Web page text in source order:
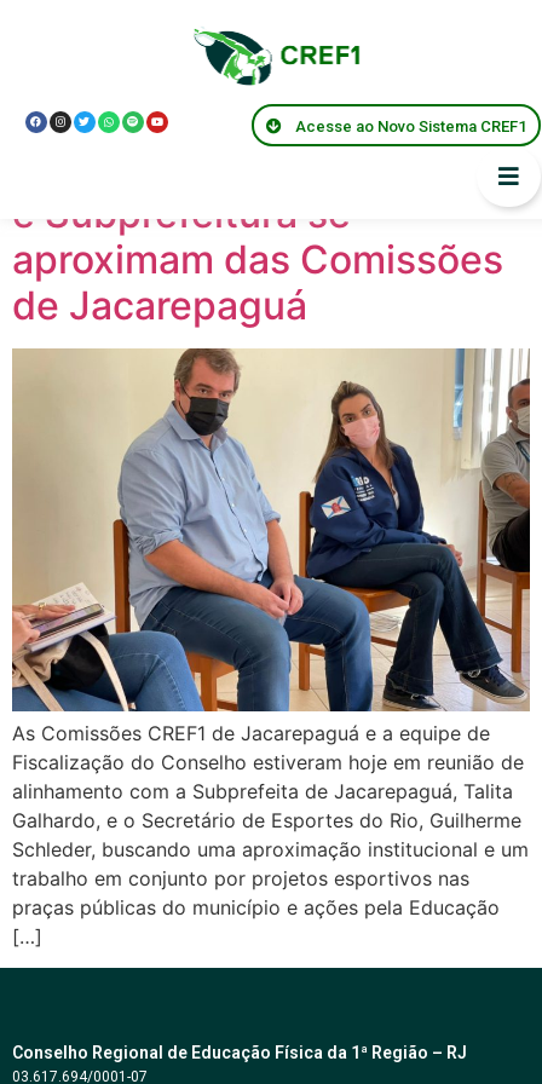
Acesse ao Novo Sistema CREF1
Secretaria de Esporte do RJ
e Subprefeitura se
aproximam das Comissões
de Jacarepaguá
As Comissões CREF1 de Jacarepaguá e a equipe de
Fiscalização do Conselho estiveram hoje em reunião de
alinhamento com a Subprefeita de Jacarepaguá, Talita
Galhardo, e o Secretário de Esportes do Rio, Guilherme
Schleder, buscando uma aproximação institucional e um
trabalho em conjunto por projetos esportivos nas
praças públicas do município e ações pela Educação
[…]
Conselho Regional de Educação Física da 1ª Região – RJ
03.617.694/0001-07